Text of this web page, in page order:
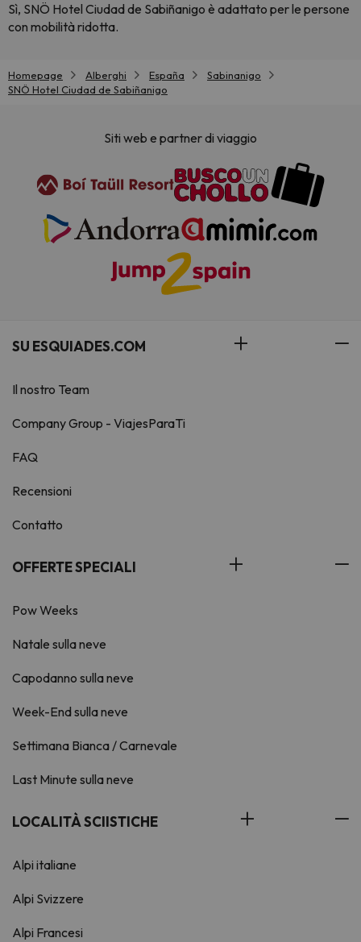
Sì, SNÖ Hotel Ciudad de Sabiñanigo è adattato per le persone
con mobilità ridotta.
Homepage Alberghi España
Sabinanigo
SNÖ Hotel Ciudad de Sabiñanigo
Siti web e partner di viaggio
SU ESQUIADES.COM
Il nostro Team
Company Group - ViajesParaTi
FAQ
Recensioni
Contatto
OFFERTE SPECIALI
Pow Weeks
Natale sulla neve
Capodanno sulla neve
Week-End sulla neve
Settimana Bianca / Carnevale
Last Minute sulla neve
LOCALITÀ SCIISTICHE
Alpi italiane
Alpi Svizzere
Alpi Francesi